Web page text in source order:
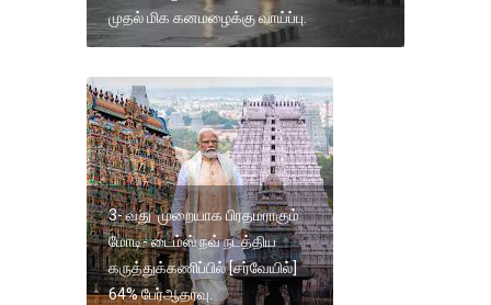
முதல் மிக கனமழைக்கு வாய்ப்பு.
3- வது முறையாக பிரதமராகும்
மோடி- டைம்ஸ் நவ் நடத்திய
கருத்துக்கணிப்பில் [சர்வேயில்]
64% பேர்ஆதரவு.